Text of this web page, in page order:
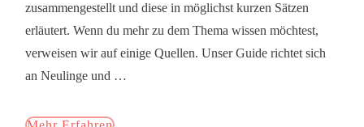
zusammengestellt und diese in möglichst kurzen Sätzen
erläutert. Wenn du mehr zu dem Thema wissen möchtest,
verweisen wir auf einige Quellen. Unser Guide richtet sich
an Neulinge und …